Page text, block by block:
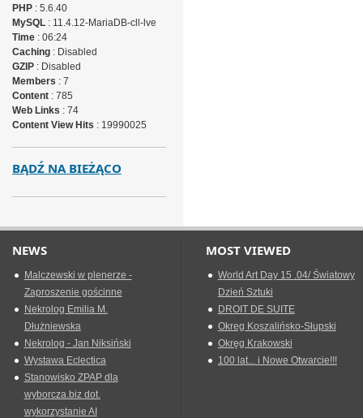
PHP: 5.6.40
MySQL: 11.4.12-MariaDB-cll-lve
Time: 06:24
Caching: Disabled
GZIP: Disabled
Members : 7
Content: 785
Web Links : 74
Content View Hits : 19990025
BĄDŹ NA BIEŻĄCO
NEWS
Malczewski w plenerze -
Zaproszenie gościnne
Nekrolog Emilia M.
Dłużniewska
Nekrolog - Jan Niksiński
Wystawa Eclectica
Stanowisko ZPAP dla
wyborcza.biz dot.
wykorzystanie AI
MOST VIEWED
World Art Day 15 .04/ Światowy
Dzień Sztuki
DROIT DE SUITE
Okreg Koszalińsko-Słupski
Okręg Krakowski
100 lat... i Nowe Otwarcie!!!